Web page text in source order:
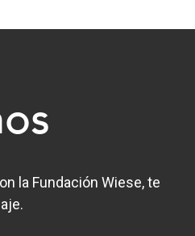
la Fundación Wiese, te